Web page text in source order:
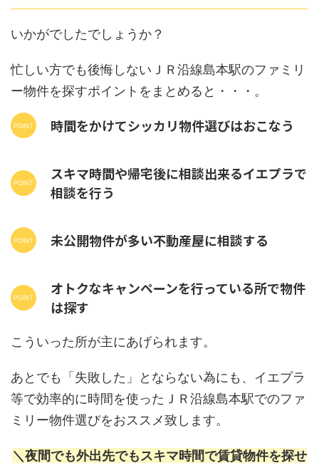
いかがでしたでしょうか？
忙しい方でも後悔しないＪＲ沿線島本駅のファミリ
ー物件を探すポイントをまとめると・・・。
時間をかけてシッカリ物件選びはおこなう
スキマ時間や帰宅後に相談出来るイエプラで
相談を行う
未公開物件が多い不動産屋に相談する
オトクなキャンペーンを行っている所で物件
は探す
こういった所が主にあげられます。
あとでも「失敗した」とならない為にも、イエプラ
等で効率的に時間を使ったＪＲ沿線島本駅でのファ
ミリー物件選びをおススメ致します。
＼夜間でも外出先でもスキマ時間で賃貸物件を探せ